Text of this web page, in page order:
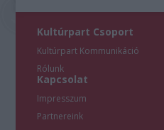
Kultúrpart Csoport
Kultúrpart Kommunikáció
Rólunk
Kapcsolat
Impresszum
Partnereink